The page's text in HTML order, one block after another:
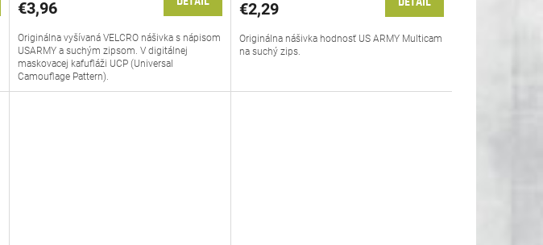
€3,96
Originálna vyšívaná VELCRO nášivka s nápisom
USARMY a suchým zipsom. V digitálnej
maskovacej kafufláži UCP (Universal
Camouflage Pattern).
€2,29
Originálna nášivka hodnosť US ARMY Multicam
na suchý zips.